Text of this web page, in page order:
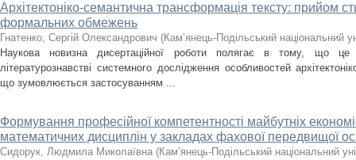
Архітектоніко-семантична трансформація тексту: прийом
формальних обмежень
Гнатенко, Сергій Олександрович (Кам’янець-Подільський національний
Наукова новизна дисертаційної роботи полягає в тому, що
літературознавстві системного дослідження особливостей
що зумовлюється застосуванням ...
Формування професійної компетентності майбутніх
математичних дисциплін у закладах фахової передвищої
Сидорук, Людмила Миколаївна (Кам’янець-Подільський національний